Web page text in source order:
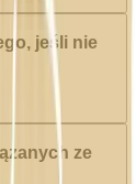
jeśli nie
ze